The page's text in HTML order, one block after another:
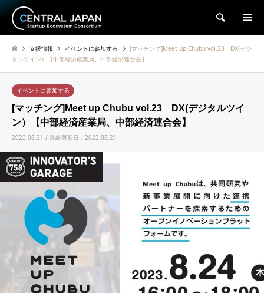
検索
支援情報 イベントに参加する
[マッチング]Meet up Chubu vol.23 DX(デジ
タルツイン）【中部経済産業局、中部経済連合会】
イベントに参加する
[マッチング]Meet up Chubu vol.23 DX(デジタルツイ
ン）【中部経済産業局、中部経済連合会】
2023.08.21 / 最終更新日：2023.08.21